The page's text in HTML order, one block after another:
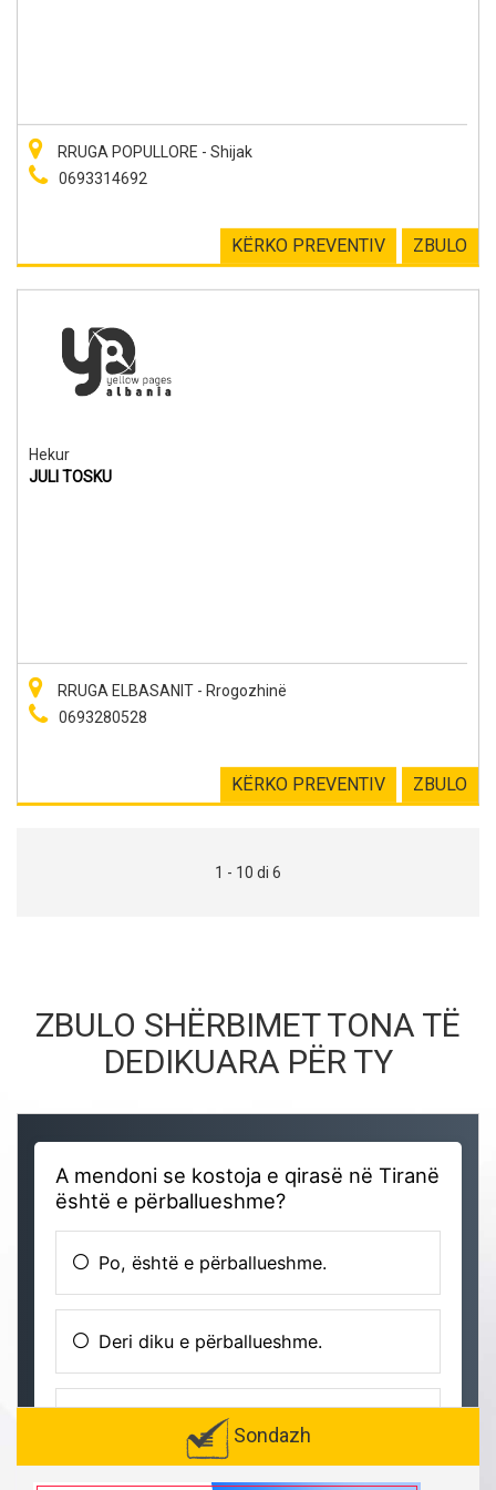
RRUGA POPULLORE - Shijak
0693314692
ZBULO
KËRKO PREVENTIV
Hekur
JULI TOSKU
RRUGA ELBASANIT - Rrogozhinë
0693280528
ZBULO
KËRKO PREVENTIV
1 - 10 di 6
ZBULO SHËRBIMET TONA TË
DEDIKUARA PËR TY
Sondazh